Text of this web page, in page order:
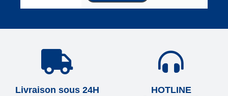
Livraison sous 24H HOTLINE